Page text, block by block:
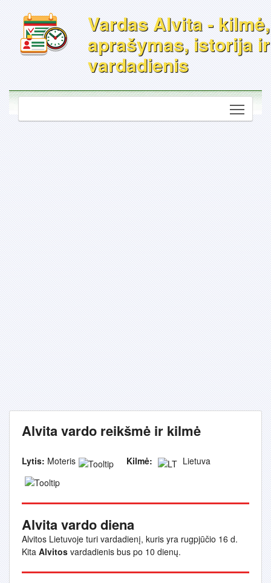
Vardas Alvita - kilmė,
aprašymas, istorija ir
vardadienis
Alvita vardo reikšmė ir kilmė
Lytis: Moteris Kilmė: Lietuva
Alvita vardo diena
Alvitos Lietuvoje turi vardadienį, kuris yra rugpjūčio 16 d.
Kita Alvitos vardadienis bus po 10 dienų.